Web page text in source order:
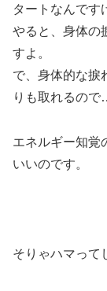
タートなんです
やると、身体の
すよ。
で、身体的な捩
りも取れるので
エネルギー知覚
いいのです。
そりゃハマって